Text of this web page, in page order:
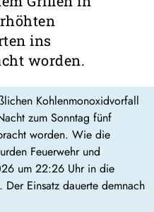
ins
worden.
Kohlenmonoxidvorfall
zum Sonntag fünf
worden. Wie die
Feuerwehr und
um 22:26 Uhr in die
Einsatz dauerte demnach